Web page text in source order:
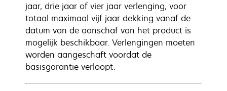
jaar, drie jaar of vier jaar verlenging, voor
totaal maximaal vijf jaar dekking vanaf de
datum van de aanschaf van het product is
mogelijk beschikbaar. Verlengingen moeten
worden aangeschaft voordat de
basisgarantie verloopt.